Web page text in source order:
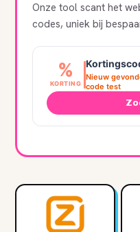
Onze tool scant het
codes, uniek bij
%
KORTING
Nieuw
code test